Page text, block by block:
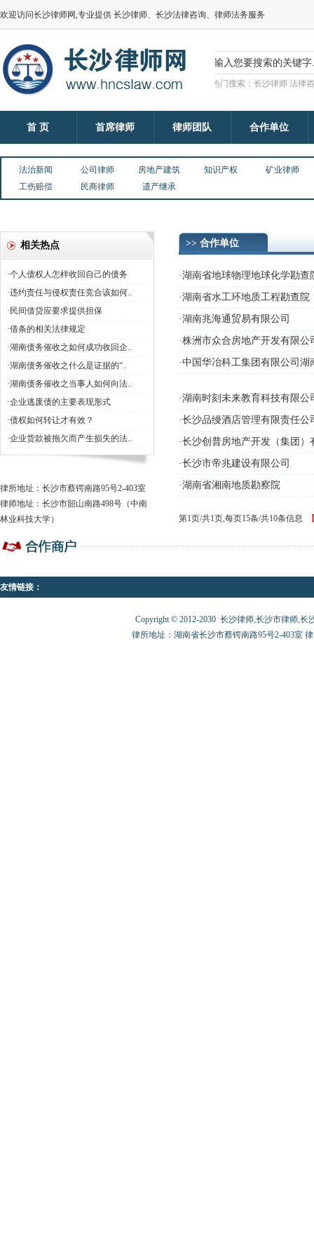
欢迎访问长沙律师网,专业提供 长沙律师、长沙法律咨询、律师法务服务
热门搜索：长沙律师 法律
首 页 首席律师 律师团队 合作单位
法治新闻 公司律师 房地产建筑 知识产权
矿业律师
工伤赔偿
民商律师 遗产继承
相关热点
·个人债权人怎样收回自己的债务
·违约责任与侵权责任竞合该如何..
·民间借贷应要求提供担保
·借条的相关法律规定
·湖南债务催收之如何成功收回企..
·湖南债务催收之什么是证据的“..
·湖南债务催收之当事人如何向法..
·企业逃废债的主要表现形式
·债权如何转让才有效？
·企业货款被拖欠而产生损失的法..
律所地址：长沙市蔡锷南路95号2-403室
律师地址：长沙市韶山南路498号（中南
林业科技大学）
>> 合作单位
·湖南省地球物理地球化学勘查
·湖南省水工环地质工程勘查院
·湖南兆海通贸易有限公司
·株洲市众合房地产开发有限公
·中国华冶科工集团有限公司湖
·湖南时刻未来教育科技有限公
·长沙品缦酒店管理有限责任公
·长沙创普房地产开发（集团）
·长沙市帝兆建设有限公司
·湖南省湘南地质勘察院
第1页/共1页,每页15条/共10条信息
友情链接：
Copyright © 2012-2030 长沙律师,长沙市律师,长
律所地址：湖南省长沙市蔡锷南路95号2-403室